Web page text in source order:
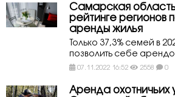
Самарская
рейтинге регионов
аренды жилья
Только 37,3% семей в
позволить себе
07.11.2022 16:52 2558 0
Аренда охотничьих